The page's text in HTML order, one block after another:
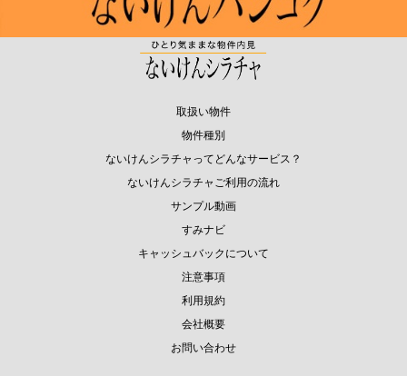
取扱い物件
物件種別
ないけんシラチャってどんなサービス？
ないけんシラチャご利用の流れ
サンプル動画
すみナビ
キャッシュバックについて
注意事項
利用規約
会社概要
お問い合わせ